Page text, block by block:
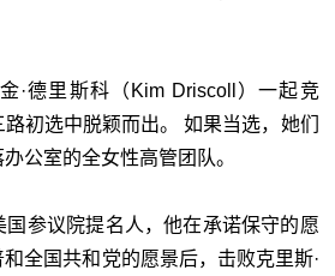
·德里斯科（Kim Driscoll）一起竞
初选中脱颖而出。 如果当选，她们
公室的全女性高管团队。
参议院提名人，他在承诺保守的愿
全国共和党的愿景后，击败克里斯·